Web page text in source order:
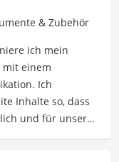
& Zubehör
ich mein
mit einem
Ich
Inhalte so, dass
und für unsere